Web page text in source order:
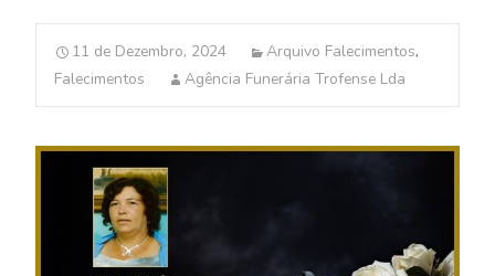
11 de Dezembro, 2024 Arquivo Falecimentos,
Falecimentos
Agência Funerária Trofense Lda